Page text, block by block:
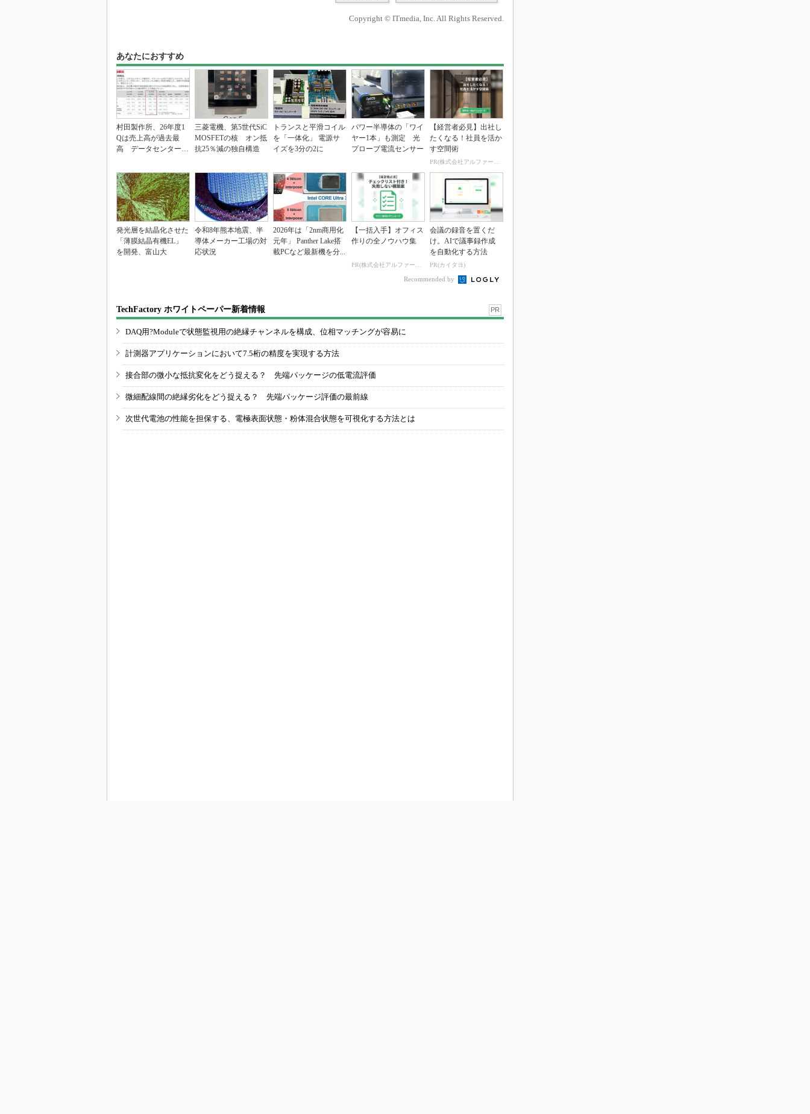
Copyright © ITmedia, Inc. All Rights Reserved.
あなたにおすすめ
村田製作所、26年度1
Qは売上高が過去最
高 データセンター関
三菱電機、第5世代SiC
MOSFETの核 オン抵
抗25％減の独自構造
トランスと平滑コイル
を「一体化」 電源サ
イズを3分の2に
パワー半導体の「ワイ
ヤー1本」も測定 光
プローブ電流センサー
【経営者必見】出社し
たくなる！社員を活か
す空間術
PR(株式会社アルファーテクノ)
発光層を結晶化させた
「薄膜結晶有機EL」
を開発、富山大
令和8年熊本地震、半
導体メーカー工場の対
応状況
2026年は「2nm商用化
元年」 Panther Lake搭
載PCなど最新機を分...
【一括入手】オフィス
作りの全ノウハウ集
PR(株式会社アルファーテクノ)
会議の録音を置くだ
け。AIで議事録作成
を自動化する方法
PR(カイタヨ)
Recommended by
TechFactory ホワイトペーパー新着情報 PR
DAQ用?Moduleで状態監視用の絶縁チャンネルを構成、位相マッチングが容易に
計測器アプリケーションにおいて7.5桁の精度を実現する方法
接合部の微小な抵抗変化をどう捉える？ 先端パッケージの低電流評価
微細配線間の絶縁劣化をどう捉える？ 先端パッケージ評価の最前線
次世代電池の性能を担保する、電極表面状態・粉体混合状態を可視化する方法とは